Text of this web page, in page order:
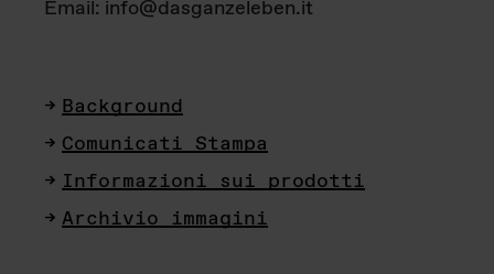
Email: info@dasganzeleben.it
Background
Comunicati Stampa
Informazioni sui prodotti
Archivio immagini